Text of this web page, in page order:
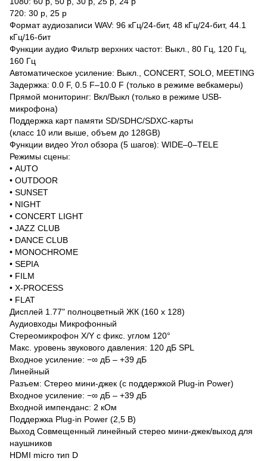
720: 30 p, 25 p
Формат аудиозаписи WAV: 96 кГц/24-бит, 48 кГц/24-бит, 44.1
кГц/16-бит
Функции аудио Фильтр верхних частот: Выкл., 80 Гц, 120 Гц,
160 Гц
Автоматическое усиление: Выкл., CONCERT, SOLO, MEETING
Задержка: 0.0 F, 0.5 F–10.0 F (только в режиме вебкамеры)
Прямой мониторинг: Вкл/Выкл (только в режиме USB-
микрофона)
Поддержка карт памяти SD/SDHC/SDXC-карты
(класс 10 или выше, объем до 128GB)
Функции видео Угол обзора (5 шагов): WIDE–0–TELE
Режимы сцены:
• AUTO
• OUTDOOR
• SUNSET
• NIGHT
• CONCERT LIGHT
• JAZZ CLUB
• DANCE CLUB
• MONOCHROME
• SEPIA
• FILM
• X-PROCESS
• FLAT
Дисплей 1.77" полноцветный ЖК (160 x 128)
Аудиовходы Микрофонный
Стереомикрофон X/Y с фикс. углом 120°
Макс. уровень звукового давления: 120 дБ SPL
Входное усиление: −∞ дБ – +39 дБ
Линейный
Разъем: Стерео мини-джек (с поддержкой Plug-in Power)
Входное усиление: −∞ дБ – +39 дБ
Входной импенданс: 2 кОм
Поддержка Plug-in Power (2,5 В)
Выход Совмещенный линейный стерео мини-джек/выход для
наушников
HDMI micro тип D